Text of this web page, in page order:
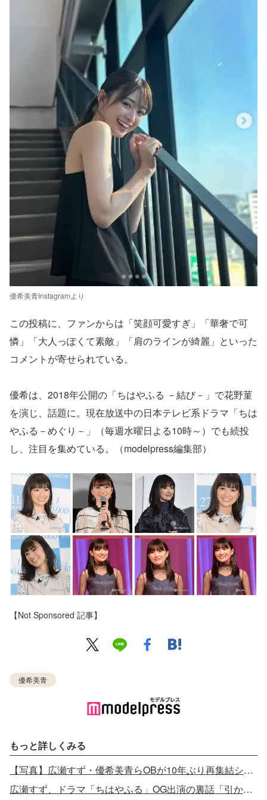
優希美青Instagramより
この投稿に、ファンからは「笑顔可愛すぎ」「華奢で可
憐」「大人っぽくて素敵」「肩のラインが綺麗」といった
コメントが寄せられている。
優希は、2018年公開の「ちはやふる －結び－」で花野菫
を演じ、話題に。現在放送中の日本テレビ系ドラマ「ちは
やふる－めぐり－」（毎週水曜日よる10時～）でも続投
し、注目を集めている。（modelpress編集部）
【Not Sponsored 記事】
優希美青
もっと詳しくみる
【写真】広瀬すず・優希美青らOBが10年ぶり再集結ショット
広瀬すず、ドラマ「ちはやふる」OG出演の裏話「引かれてたと思う」